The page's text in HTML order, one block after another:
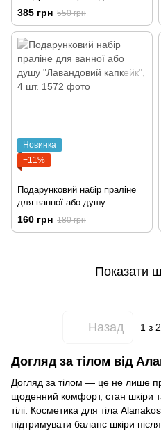
підкреслення кольору засмаги
385 грн 550 грн
Новинка
−11%
Подарунковий набір праліне
для ванної або душу
"Лавандовий капкейк", 4 шт.
160 грн 180 грн
Показати
Назад 1з 2
Догляд за тілом від
Догляд за тілом — це не лише
щоденний комфорт, стан шкіри
тілі. Косметика для тіла
підтримувати баланс шкіри